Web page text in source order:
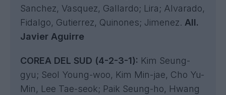
Sanchez, Vasquez, Gallardo; Lira; Alvarado,
Fidalgo, Gutierrez, Quinones; Jimenez. All.
Javier Aguirre
COREA DEL SUD (4-2-3-1): Kim Seung-
gyu; Seol Young-woo, Kim Min-jae, Cho Yu-
Min, Lee Tae-seok; Paik Seung-ho, Hwang